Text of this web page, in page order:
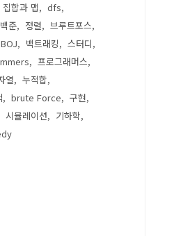
합과 맵
dfs
백준 정렬
브루트포스
BOJ 백트래킹
스터디
프로그래머스
열
누적합
brute Force
구현
시뮬레이션
기하학